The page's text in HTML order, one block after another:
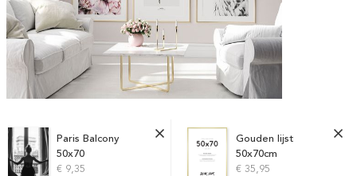
Paris Balcony
50x70
€ 9,35
Gouden lijst
50x70cm
€ 35,95